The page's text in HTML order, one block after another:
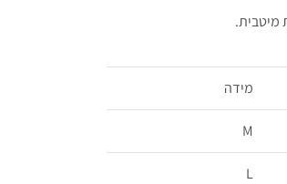
מיטבית.
מידה
M
L